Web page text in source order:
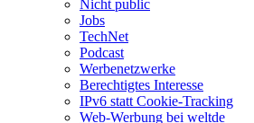
Nicht public
Jobs
TechNet
Podcast
Werbenetzwerke
Berechtigtes Interesse
IPv6 statt Cookie-Tracking
Web-Werbung bei weltde